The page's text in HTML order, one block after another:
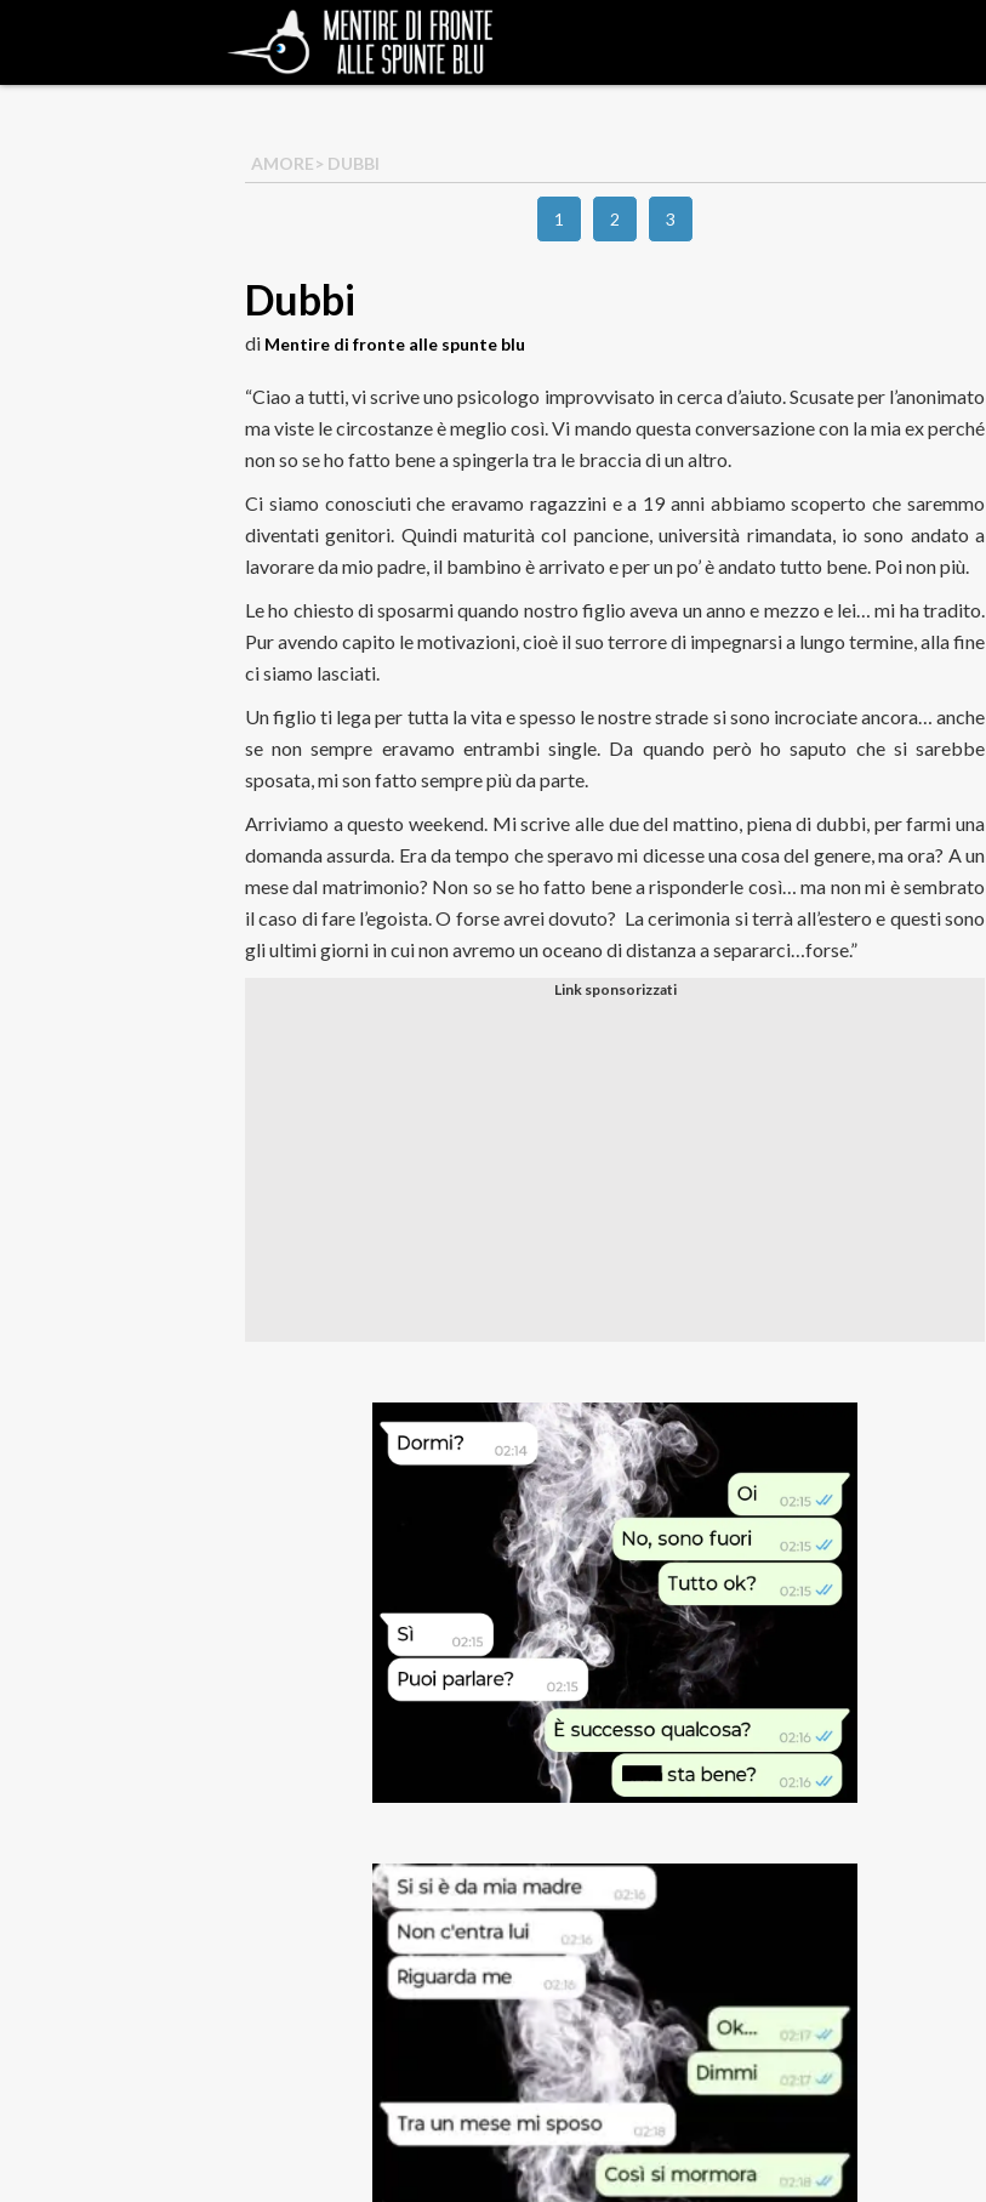
AMORE> DUBBI
1 2 3
Dubbi
di Mentire di fronte alle spunte blu
“Ciao a tutti, vi scrive uno psicologo improvvisato in cerca d’aiuto. Scusate per l’anonimato
ma viste le circostanze è meglio così. Vi mando questa conversazione con la mia ex perché
non so se ho fatto bene a spingerla tra le braccia di un altro.
Ci siamo conosciuti che eravamo ragazzini e a 19 anni abbiamo scoperto che saremmo
diventati genitori. Quindi maturità col pancione, università rimandata, io sono andato a
lavorare da mio padre, il bambino è arrivato e per un po’ è andato tutto bene. Poi non più.
Le ho chiesto di sposarmi quando nostro figlio aveva un anno e mezzo e lei… mi ha tradito.
Pur avendo capito le motivazioni, cioè il suo terrore di impegnarsi a lungo termine, alla fine
ci siamo lasciati.
Un figlio ti lega per tutta la vita e spesso le nostre strade si sono incrociate ancora… anche
se non sempre eravamo entrambi single. Da quando però ho saputo che si sarebbe
sposata, mi son fatto sempre più da parte.
Arriviamo a questo weekend. Mi scrive alle due del mattino, piena di dubbi, per farmi una
domanda assurda. Era da tempo che speravo mi dicesse una cosa del genere, ma ora? A un
mese dal matrimonio? Non so se ho fatto bene a risponderle così… ma non mi è sembrato
il caso di fare l’egoista. O forse avrei dovuto? La cerimonia si terrà all’estero e questi sono
gli ultimi giorni in cui non avremo un oceano di distanza a separarci…forse.”